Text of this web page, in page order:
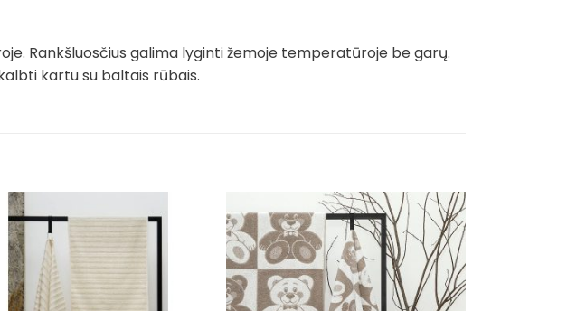
Rankšluosčius galima lyginti žemoje temperatūroje be garų.
kartu su baltais rūbais.